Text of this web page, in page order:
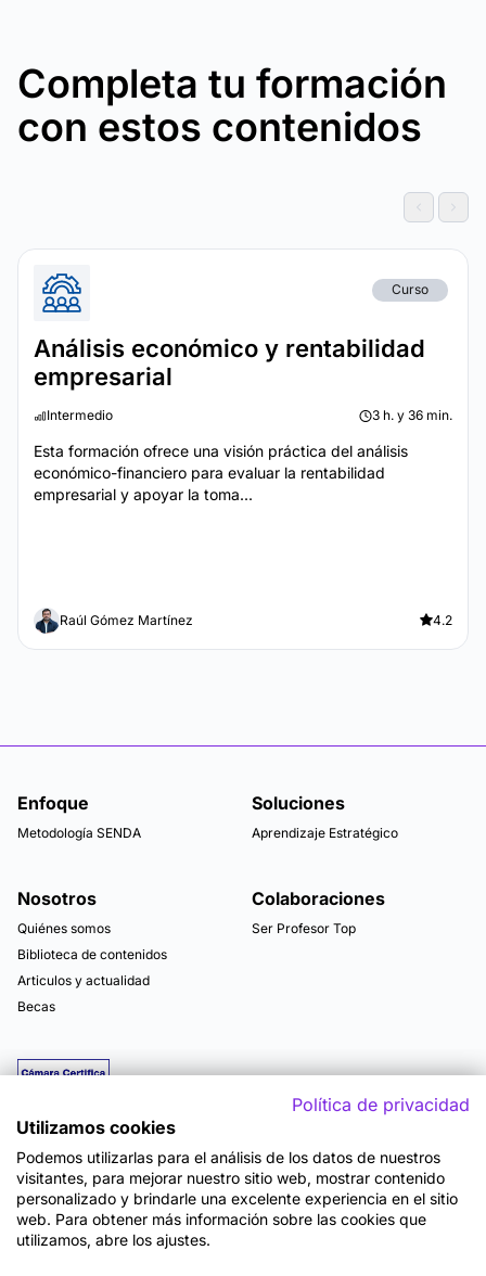
Completa tu formación
con estos contenidos
Curso
Análisis económico y rentabilidad
empresarial
Intermedio 3 h. y 36 min.
Esta formación ofrece una visión práctica del análisis
económico-financiero para evaluar la rentabilidad
empresarial y apoyar la toma...
Raúl Gómez Martínez 4.2
Enfoque
Metodología SENDA
Soluciones
Aprendizaje Estratégico
Nosotros
Quiénes somos
Biblioteca de contenidos
Articulos y actualidad
Becas
Colaboraciones
Ser Profesor Top
Mapa del sitio
Términos y Condiciones de Uso
Política de privacidad
Utilizamos cookies
Podemos utilizarlas para el análisis de los datos de nuestros
visitantes, para mejorar nuestro sitio web, mostrar contenido
personalizado y brindarle una excelente experiencia en el sitio
web. Para obtener más información sobre las cookies que
utilizamos, abre los ajustes.